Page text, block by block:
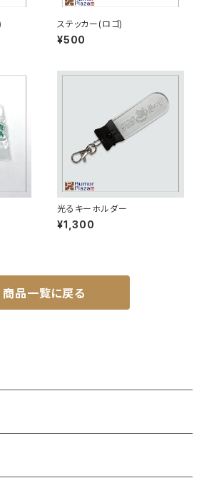
ステッカー(ロゴ)
¥500
光るキーホルダー
¥1,300
商品一覧に戻る